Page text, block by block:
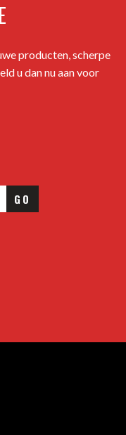
producten, scherpe
u dan nu aan voor
GO